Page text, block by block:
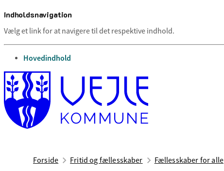
Indholdsnavigation
Vælg et link for at navigere til det respektive indhold.
gå til
Hovedindhold
Forside Fritid og fællesskaber Fællesskaber for alle